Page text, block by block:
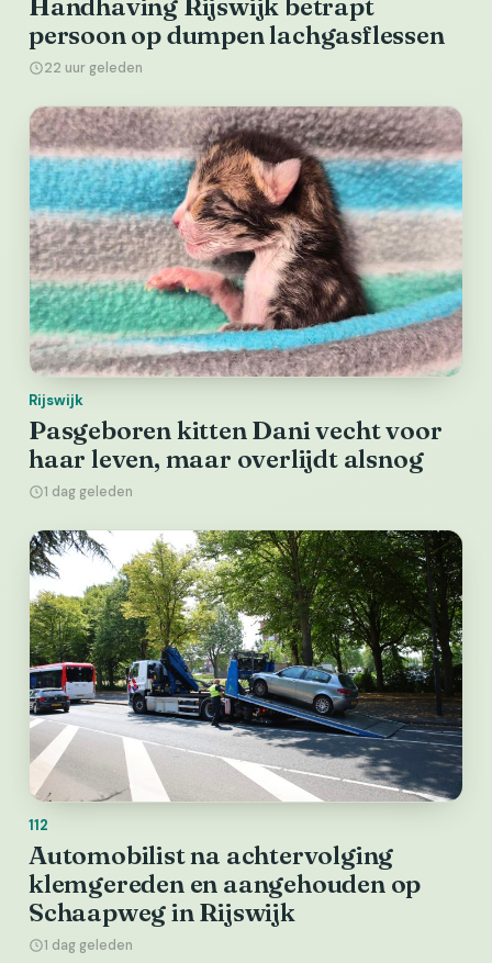
persoon op dumpen lachgasflessen
22 uur geleden
Rijswijk
Pasgeboren kitten Dani vecht voor
haar leven, maar overlijdt alsnog
1 dag geleden
112
Automobilist na achtervolging
klemgereden en aangehouden op
Schaapweg in Rijswijk
1 dag geleden